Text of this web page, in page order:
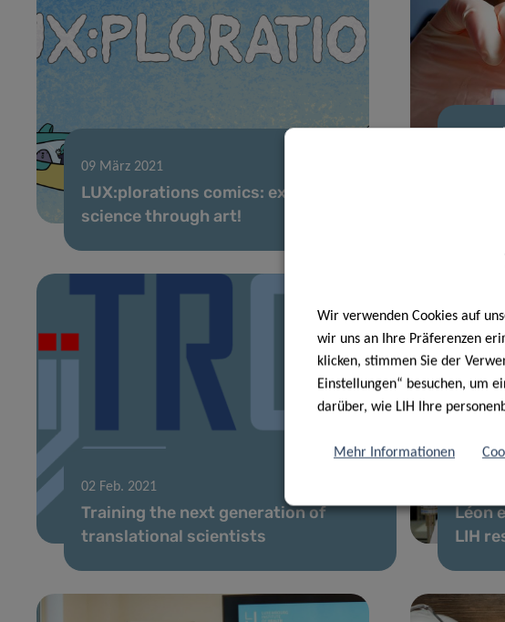
09 März 2021
LUX:plorations comics: explaining
science through art!
02 Feb. 2021
Training the next generation of
translational scientists
04 Jan.
Léon
LIH
Wir verwenden Cookies auf
wir uns an Ihre Präferenzen
klicken, stimmen Sie der
Einstellungen“ besuchen, um
darüber, wie LIH Ihre
Mehr Informationen